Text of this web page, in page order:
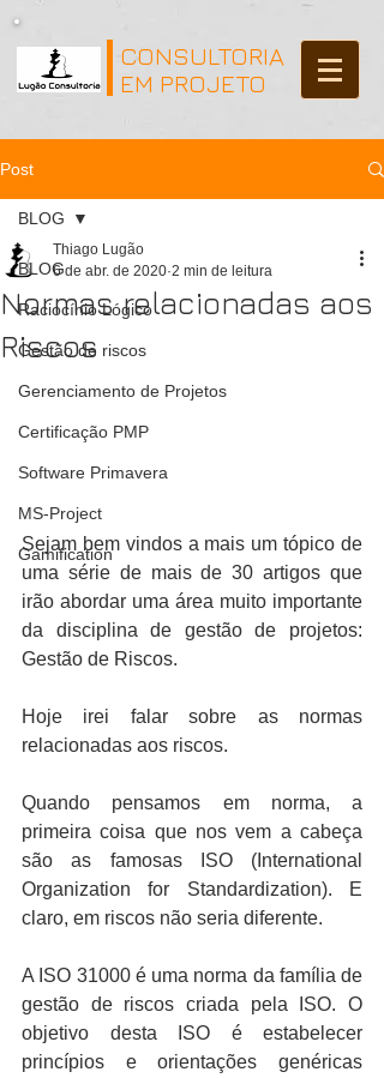
CONSULTORIA
EM PROJETO
Post
BLOG
Raciocínio Lógico
Gestão de riscos
Gerenciamento de Projetos
Certificação PMP
Software Primavera
MS-Project
Gamification
BLOG
Normas relacionadas aos
Riscos
Thiago Lugão
6 de abr. de 2020 2 min de leitura
Sejam bem vindos a mais um tópico de
uma série de mais de 30 artigos que
irão abordar uma área muito importante
da disciplina de gestão de projetos:
Gestão de Riscos.
Hoje irei falar sobre as normas
relacionadas aos riscos.
Quando pensamos em norma, a
primeira coisa que nos vem a cabeça
são as famosas ISO (International
Organization for Standardization). E
claro, em riscos não seria diferente.
A ISO 31000 é uma norma da família de
gestão de riscos criada pela ISO. O
objetivo desta ISO é estabelecer
princípios e orientações genéricas